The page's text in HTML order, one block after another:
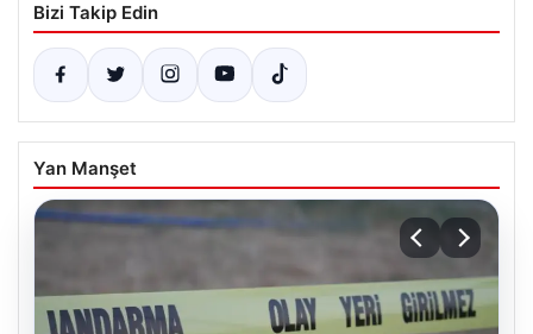
Bizi Takip Edin
Yan Manşet